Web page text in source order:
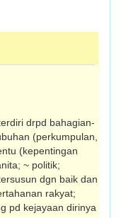
drpd bahagian-
(perkumpulan,
(kepentingan
~ politik;
dgn baik dan
rakyat;
pd kejayaan dirinya